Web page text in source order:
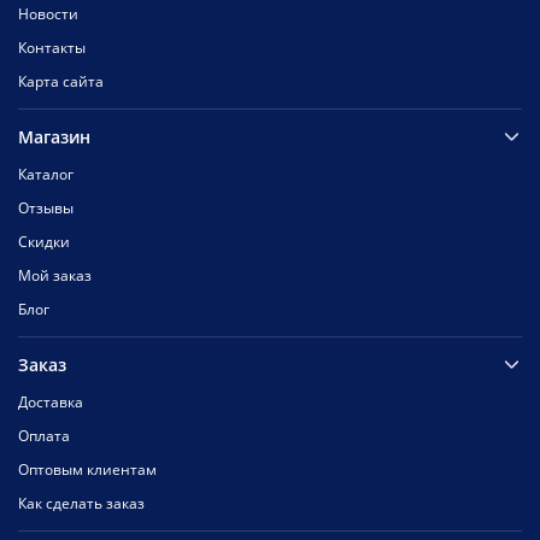
Новости
Контакты
Карта сайта
Магазин
Каталог
Отзывы
Скидки
Мой заказ
Блог
Заказ
Доставка
Оплата
Оптовым клиентам
Как сделать заказ